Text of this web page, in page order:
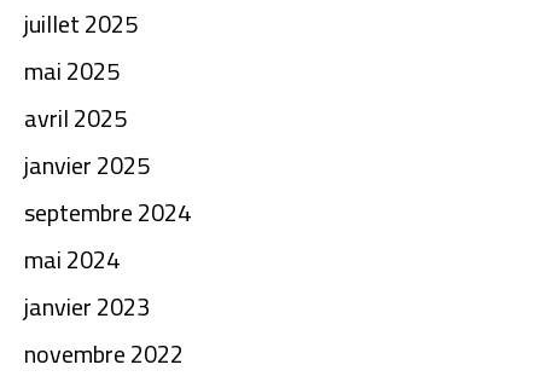
juillet 2025
mai 2025
avril 2025
janvier 2025
septembre 2024
mai 2024
janvier 2023
novembre 2022